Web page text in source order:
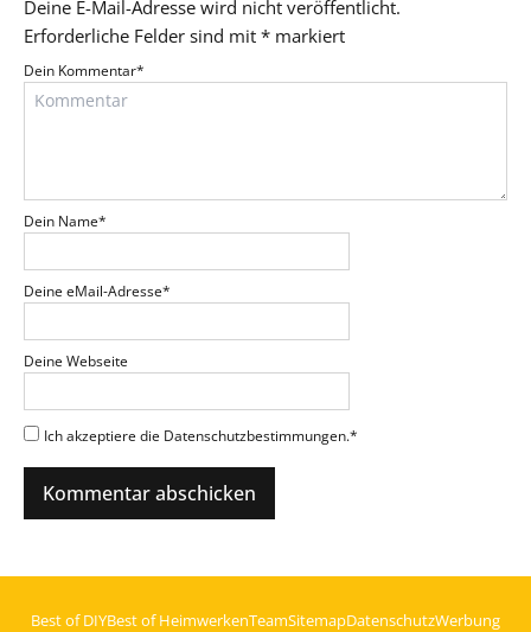
Deine E-Mail-Adresse wird nicht veröffentlicht.
Erforderliche Felder sind mit * markiert
Dein Kommentar*
Dein Name*
Deine eMail-Adresse*
Deine Webseite
Ich akzeptiere die Datenschutzbestimmungen.*
Best of DIYBest of HeimwerkenTeamSitemapDatenschutzWerbung